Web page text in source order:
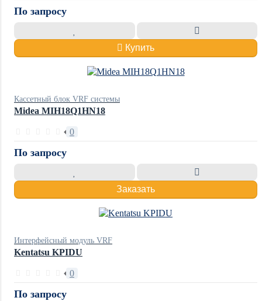
По запросу
Купить
Кассетный блок VRF системы
Midea MIH18Q1HN18
0
По запросу
Заказать
Интерфейсный модуль VRF
Kentatsu KPIDU
0
По запросу